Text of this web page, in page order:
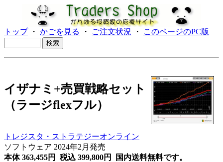
トップ・ かごを見る ・ ご注文状況 ・ このページのPC版
イザナミ+売買戦略セット
（ラージflexフル）
トレジスタ・ストラテジーオンライン
ソフトウェア 2024年2月発売
本体 363,455円 税込 399,800円
国内送料無料です。